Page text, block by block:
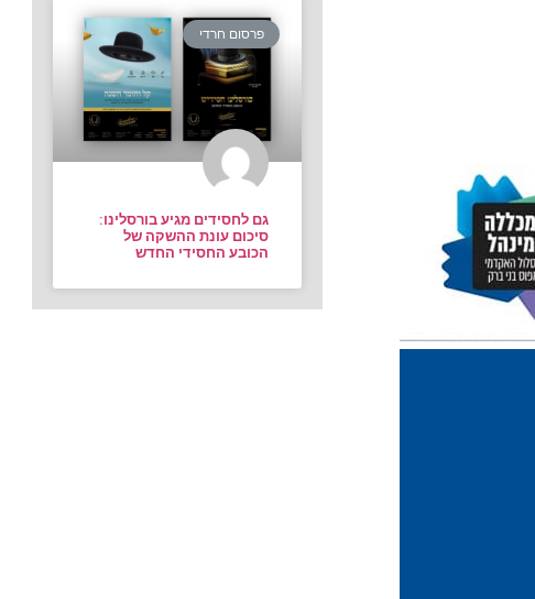
פרסום חרדי
גם לחסידים מגיע בורסלינו:
סיכום עונת ההשקה של
הכובע החסידי החדש